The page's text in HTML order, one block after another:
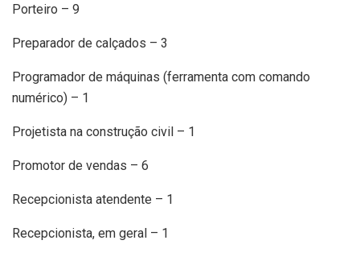
Porteiro – 9
Preparador de calçados – 3
Programador de máquinas (ferramenta com comando
numérico) – 1
Projetista na construção civil – 1
Promotor de vendas – 6
Recepcionista atendente – 1
Recepcionista, em geral – 1